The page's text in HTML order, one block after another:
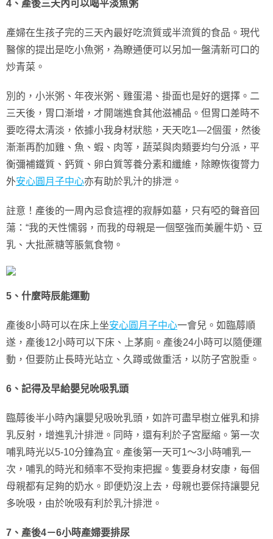
4、產後三天內可以喝平淡魚粥
產婦在生孩子完的三天內最好吃流質或半流質的食品。現代
醫傢的提出是吃小魚粥，為瞭通便可以另加一盤清新可口的
炒青菜。
別的，小米粥、年夜米粥、雞蛋湯、掛面也是好的選擇。二
三天後，胃口漸增，才開端進食其他滋補品。但胃口差時不
要吃得太清淡，依據小我身材狀態，天天吃1—2個蛋，然後
漸漸再酌加雞、魚、蝦、肉等，蔬菜與肉類要均勻分派，平
衡彌補鐵質、鈣質、卵白質等養分素和纖維，除瞭恢復膂力
外安心圓月子中心亦有助於乳汁的排泄。
註意！產後的一周內忌食這裡的寂靜如墓，只有啞的聲音回
蕩：“我的天性懦弱，而我的母親是一個堅強而美麗牛奶、豆
乳、大批蔗糖等脹氣食物。
5、什麼時辰能運動
產後8小時可以在床上坐安心圓月子中心一會兒。如臨蓐順
遂，產後12小時可以下床、上茅廁。產後24小時可以隨便運
動，但要防止長時光站立、久蹲或做重活，以防子宮脫垂。
6、記得及早給嬰兒吮吸乳頭
臨蓐後半小時內讓嬰兒吸吮乳頭，如許可盡早樹立催乳和排
乳反射，增進乳汁排泄。同時，還有利於子宮壓縮。第一次
哺乳時光以5-10分鐘為宜。產後第一天可1～3小時哺乳一
次，哺乳的時光和頻率不受拘束把握。隻要身材安康，每個
母親都有足夠的奶水。即便奶沒上去，母親也要保持讓嬰兒
多吮吸，由於吮吸有利於乳汁排泄。
7、 產後4－6小時產婦要排尿